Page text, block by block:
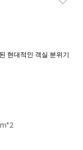
현대적인 객실 분위기